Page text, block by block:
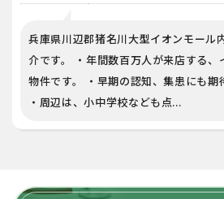
兵庫県川辺郡猪名川大型イオンモール
介です。 ・年間数百万人が来店する、
物件です。 ・早期の認知、集患にも期
・周辺は、小中学校なども点...